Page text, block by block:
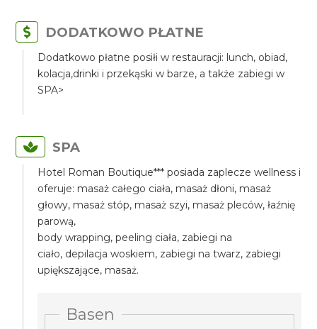
DODATKOWO PŁATNE
Dodatkowo płatne posiłi w restauracji: lunch, obiad,
kolacja,drinki i przekąski w barze, a także zabiegi w
SPA>
SPA
Hotel Roman Boutique*** posiada zaplecze wellness i
oferuje: masaż całego ciała, masaż dłoni, masaż
głowy, masaż stóp, masaż szyi, masaż pleców, łaźnię
parową,
body wrapping, peeling ciała, zabiegi na
ciało, depilacja woskiem, zabiegi na twarz, zabiegi
upiększające, masaż.
Basen